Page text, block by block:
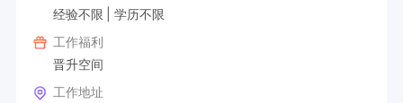
经验不限
学历不限
工作福利
晋升空间
工作地址